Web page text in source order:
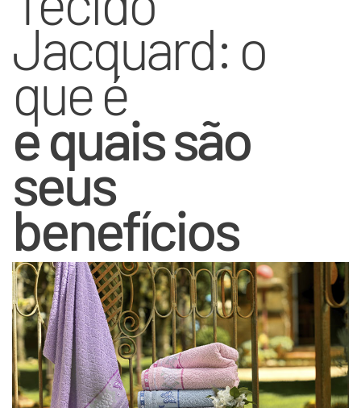
Jacquard: o
que é
e quais são
seus
benefícios